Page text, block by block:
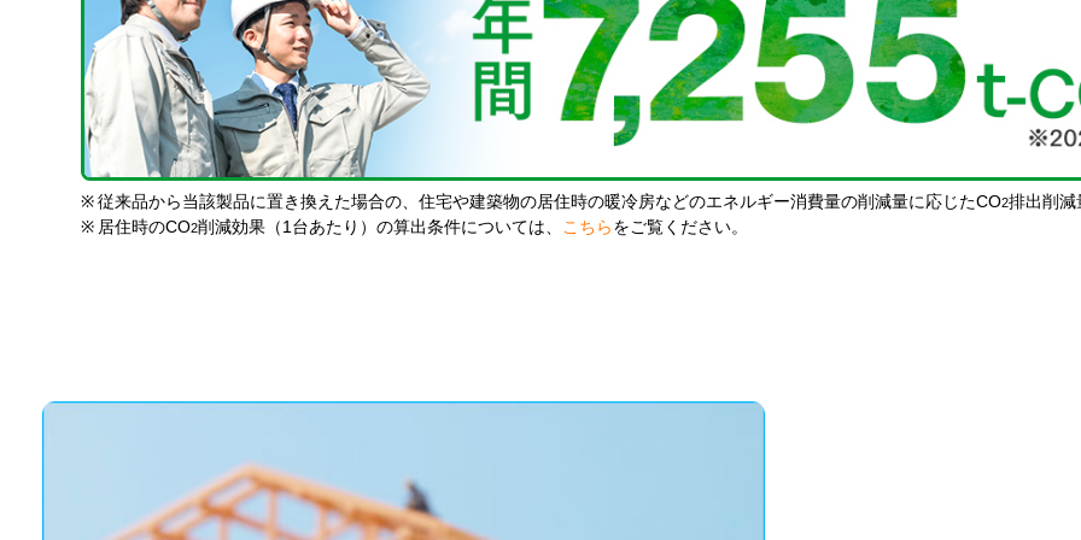
※ 従来品から当該製品に置き換えた場合の、住宅や建築物の居住時の暖冷房などのエネルギー消費量の削減量に応じたCO2排出削減
※ 居住時のCO2削減効果（1台あたり）の算出条件については、 こちら をご覧ください。